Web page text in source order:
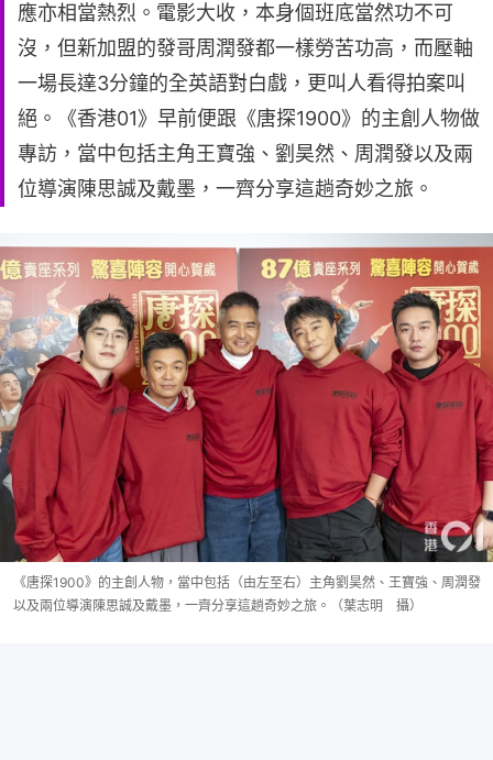
應亦相當熱烈。電影大收，本身個班底當然功不可
沒，但新加盟的發哥周潤發都一樣勞苦功高，而壓軸
一場長達3分鐘的全英語對白戲，更叫人看得拍案叫
絕。《香港01》早前便跟《唐探1900》的主創人物做
專訪，當中包括主角王寶強、劉昊然、周潤發以及兩
位導演陳思誠及戴墨，一齊分享這趟奇妙之旅。
《唐探1900》的主創人物，當中包括（由左至右）主角劉昊然、王寶強、周潤發
以及兩位導演陳思誠及戴墨，一齊分享這趟奇妙之旅。（葉志明 攝）